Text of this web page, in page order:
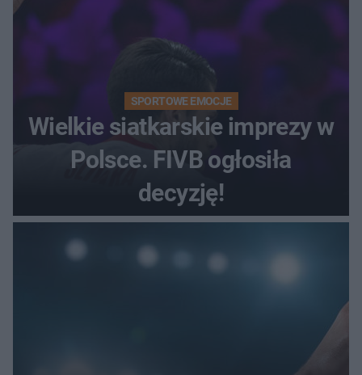
SPORTOWE EMOCJE
Wielkie siatkarskie imprezy w
Polsce. FIVB ogłosiła
decyzję!